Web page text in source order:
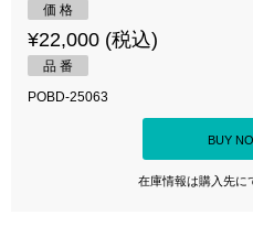
価 格
¥22,000 (税込)
品 番
POBD-25063
BUY
在庫情報は購入先に